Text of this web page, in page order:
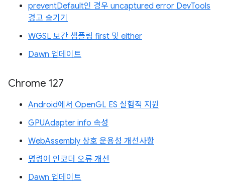
preventDefault인 경우 uncaptured error DevTools
경고 숨기기
WGSL 보간 샘플링 first 및 either
Dawn 업데이트
Chrome 127
Android에서 OpenGL ES 실험적 지원
GPUAdapter info 속성
WebAssembly 상호 운용성 개선사항
명령어 인코더 오류 개선
Dawn 업데이트